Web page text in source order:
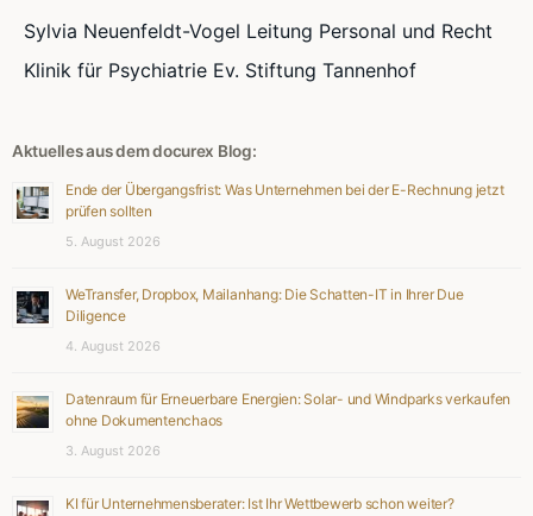
Sylvia Neuenfeldt-Vogel Leitung Personal und Recht
Klinik für Psychiatrie Ev. Stiftung Tannenhof
Aktuelles aus dem docurex Blog:
Ende der Übergangsfrist: Was Unternehmen bei der E-Rechnung jetzt
prüfen sollten
5. August 2026
WeTransfer, Dropbox, Mailanhang: Die Schatten-IT in Ihrer Due
Diligence
4. August 2026
Datenraum für Erneuerbare Energien: Solar- und Windparks verkaufen
ohne Dokumentenchaos
3. August 2026
KI für Unternehmensberater: Ist Ihr Wettbewerb schon weiter?